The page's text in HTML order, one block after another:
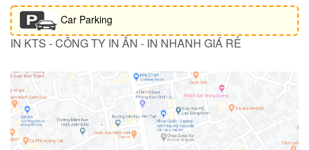
Car Parking
IN KTS - CÔNG TY IN ẤN - IN NHANH GIÁ RẺ